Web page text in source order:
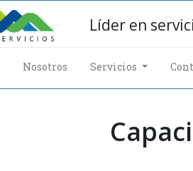
Líder en
Nosotros Servicios